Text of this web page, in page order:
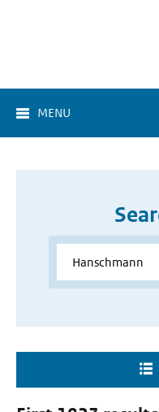
MENU